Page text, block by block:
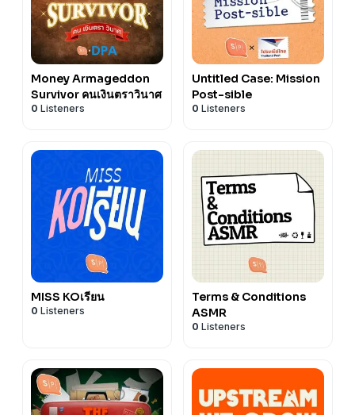
Money Armageddon
Survivor คนเงินตราวินาศ
0 Listeners
Untitled Case: Mission
Post-sible
0 Listeners
MISS KOเรียน
0 Listeners
Terms & Conditions
ASMR
0 Listeners